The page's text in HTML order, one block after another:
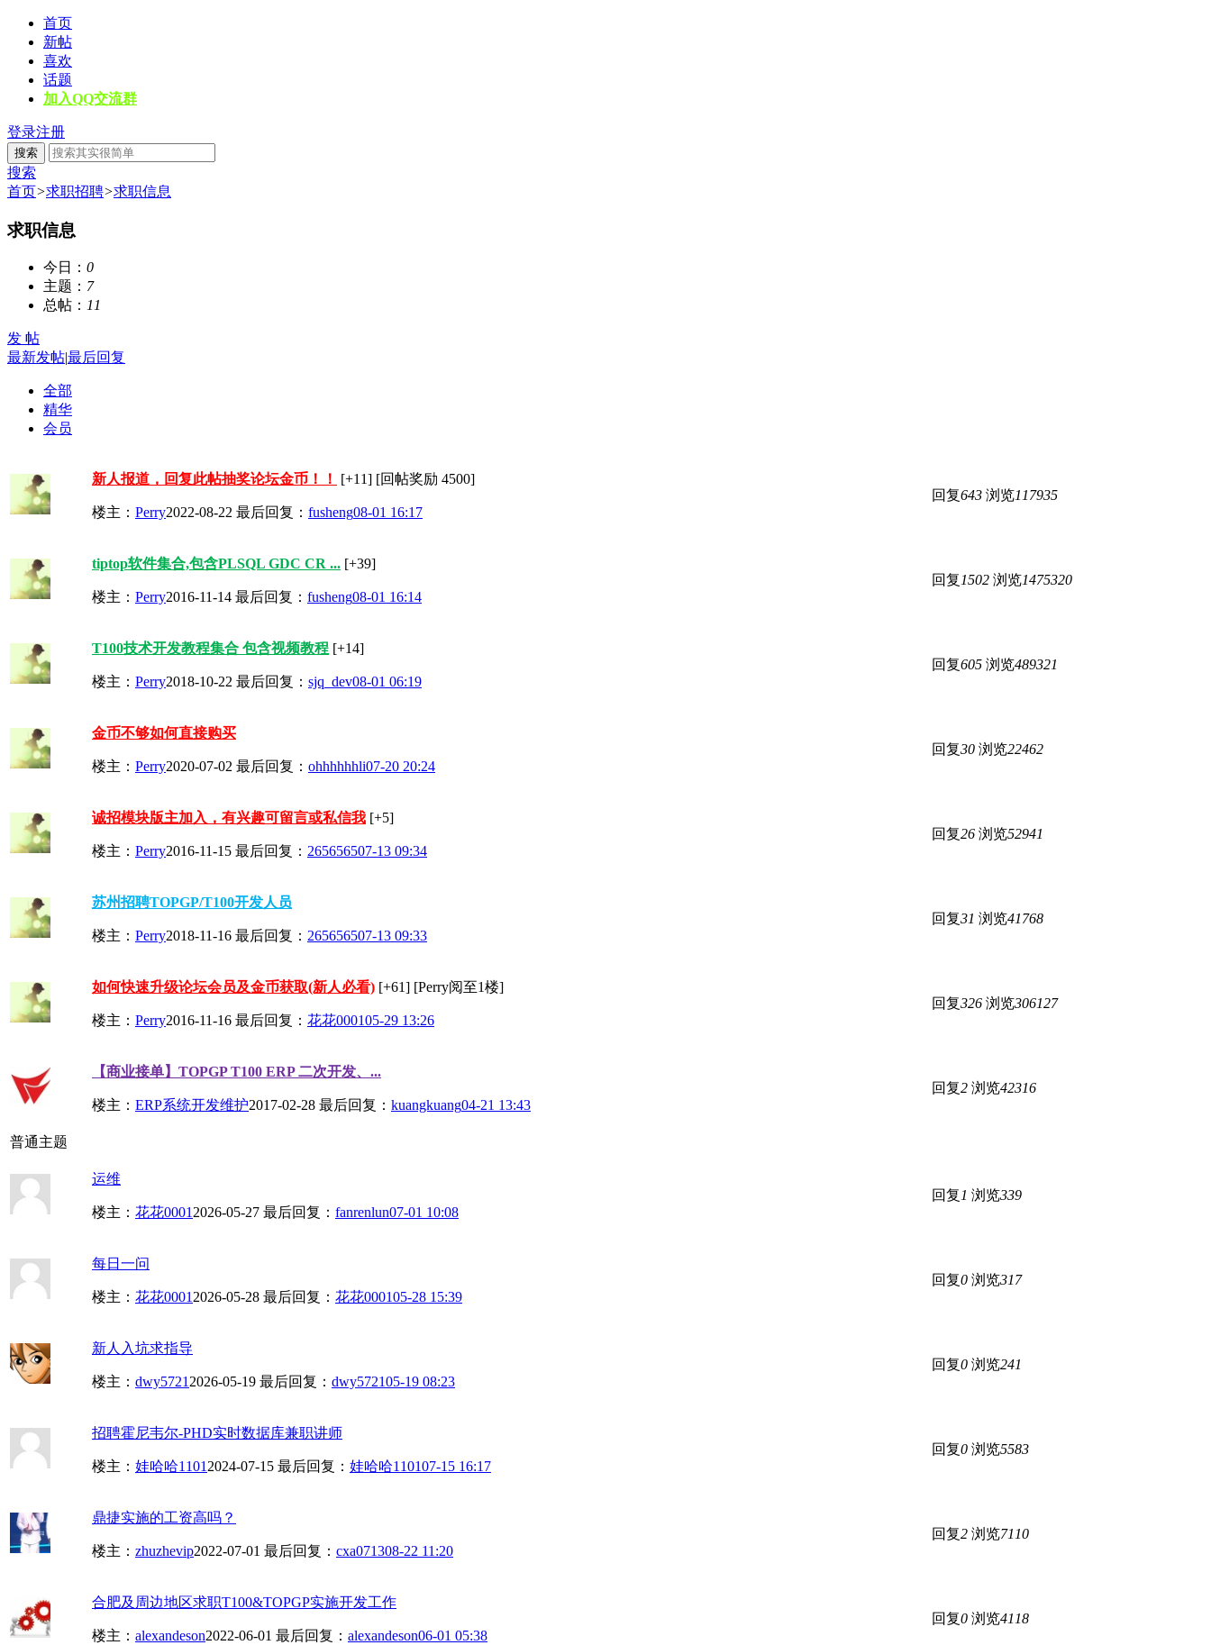
首页
新帖
喜欢
话题
加入QQ交流群
登录注册
搜索
搜索
首页>求职招聘>求职信息
求职信息
今日： 0
主题： 7
总帖： 11
发 帖
最新发帖|最后回复
全部
精华
会员
新人报道，回复此帖抽奖论坛金币！！ [+11] [回帖奖励 4500]
楼主： Perry2022-08-22 最后回复： fusheng08-01 16:17
回复643 浏览117935
tiptop软件集合,包含PLSQL GDC CR ... [+39]
楼主： Perry2016-11-14 最后回复： fusheng08-01 16:14
回复1502 浏览1475320
T100技术开发教程集合 包含视频教程 [+14]
楼主： Perry2018-10-22 最后回复： sjq_dev08-01 06:19
回复605 浏览489321
金币不够如何直接购买
楼主： Perry2020-07-02 最后回复： ohhhhhhli07-20 20:24
回复30 浏览22462
诚招模块版主加入，有兴趣可留言或私信我 [+5]
楼主： Perry2016-11-15 最后回复： 265656507-13 09:34
回复26 浏览52941
苏州招聘TOPGP/T100开发人员
楼主： Perry2018-11-16 最后回复： 265656507-13 09:33
回复31 浏览41768
如何快速升级论坛会员及金币获取(新人必看) [+61] [Perry阅至1楼]
楼主： Perry2016-11-16 最后回复： 花花000105-29 13:26
回复326 浏览306127
【商业接单】TOPGP T100 ERP 二次开发、...
楼主： ERP系统开发维护2017-02-28 最后回复： kuangkuang04-21 13:43
回复2 浏览42316
普通主题
运维
楼主： 花花00012026-05-27 最后回复： fanrenlun07-01 10:08
回复1 浏览339
每日一问
楼主： 花花00012026-05-28 最后回复： 花花000105-28 15:39
回复0 浏览317
新人入坑求指导
楼主： dwy57212026-05-19 最后回复： dwy572105-19 08:23
回复0 浏览241
招聘霍尼韦尔-PHD实时数据库兼职讲师
楼主： 娃哈哈11012024-07-15 最后回复： 娃哈哈110107-15 16:17
回复0 浏览5583
鼎捷实施的工资高吗？
楼主： zhuzhevip2022-07-01 最后回复： cxa071308-22 11:20
回复2 浏览7110
合肥及周边地区求职T100&TOPGP实施开发工作
楼主： alexandeson2022-06-01 最后回复： alexandeson06-01 05:38
回复0 浏览4118